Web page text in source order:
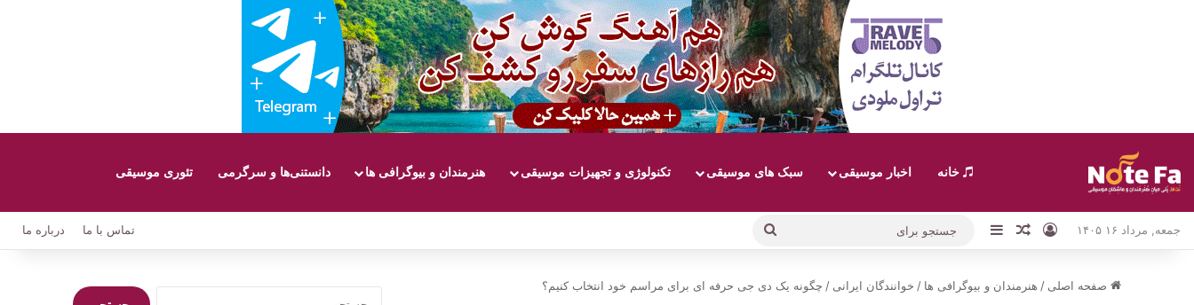
خانه اخبار موسیقی سبک های موسیقی تکنولوژی و تجهیزات موسیقی هنرمندان و بیوگرافی ها دانستنی‌ها و سرگرمی تئوری موسیقی
جمعه, مرداد ۱۶ ۱۴۰۵ ورودنوشته تصادفی
نوارکناری
جستجو
تماس با ما درباره ما
صفحه اصلی / هنرمندان و بیوگرافی ها / خوانندگان ایرانی / چگونه یک دی جی حرفه ای برای مراسم خود انتخاب کنیم؟
جستجو